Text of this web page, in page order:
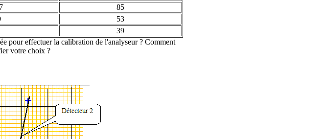
85
53
39
pour effectuer la calibration de l'analyseur ? Comment
votre choix ?